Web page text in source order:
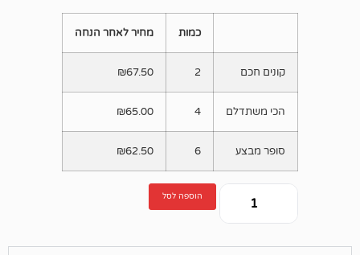
מחיר לאחר הנחה
2
67.50
4
65.00
6
62.50
הוספה לסל